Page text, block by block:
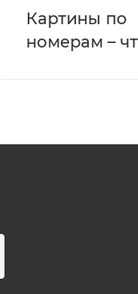
Картины по
номерам –